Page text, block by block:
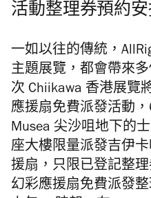
活動整理券預約安
一如以往的傳統，
主題展覽，都會帶來
次 Chiikawa 香港展覽
應援扇免費派發活動
Musea 尖沙咀地下的
座大樓限量派發吉伊
援扇，只限已登記整
幻彩應援扇免費派發